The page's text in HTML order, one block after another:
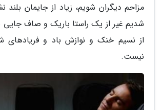
مزاحم دیگران شویم، زیاد از جایمان بلند
شدیم غیر از یک راستا باریک و صاف جایی
از نسیم خنک و نوازش باد و
نیست.